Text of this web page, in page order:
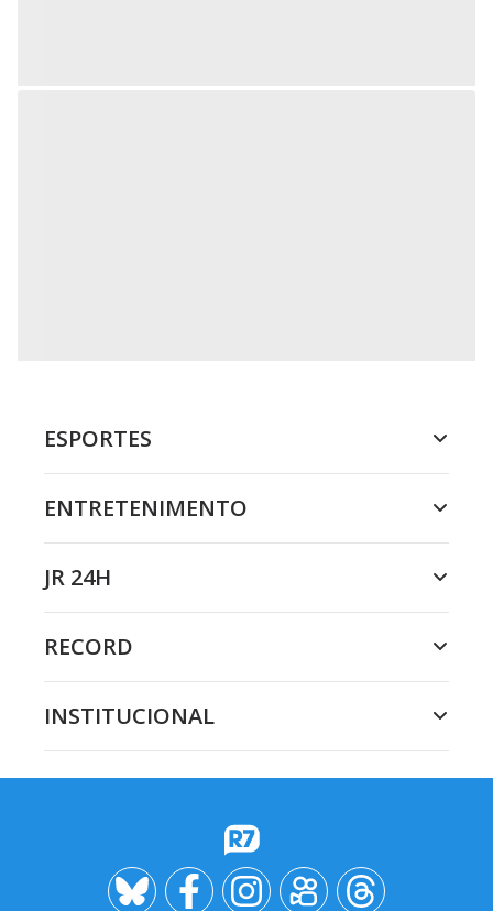
ESPORTES
ENTRETENIMENTO
JR 24H
RECORD
INSTITUCIONAL